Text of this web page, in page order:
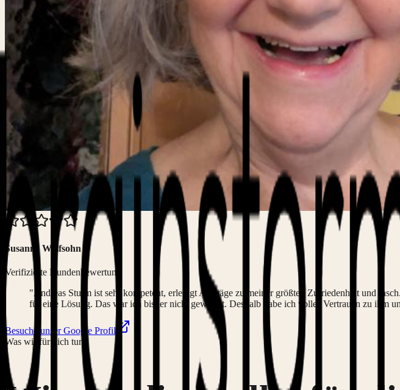
Susanne Wolfsohn
Verifizierte Kundenbewertung
"Andreas Sturm ist sehr kompetent, erledigt Aufträge zu meiner größten Zufriedenheit und
für eine Lösung. Das war ich bisher nicht gewohnt. Deshalb habe ich volles Vertrauen zu ihm
Besuche unser Google Profil
Was wir für dich tun